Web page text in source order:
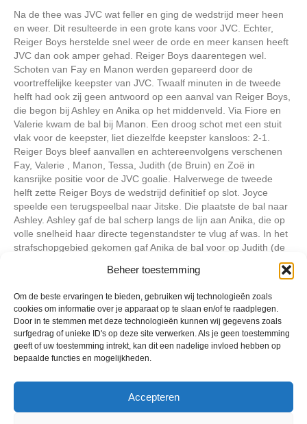
Beheer toestemming
Om de beste ervaringen te bieden, gebruiken wij technologieën zoals
cookies om informatie over je apparaat op te slaan en/of te raadplegen.
Door in te stemmen met deze technologieën kunnen wij gegevens zoals
surfgedrag of unieke ID's op deze site verwerken. Als je geen toestemming
geeft of uw toestemming intrekt, kan dit een nadelige invloed hebben op
bepaalde functies en mogelijkheden.
Accepteren
Na de thee was JVC wat feller en ging de wedstrijd meer heen
en weer. Dit resulteerde in een grote kans voor JVC. Echter,
Reiger Boys herstelde snel weer de orde en meer kansen heeft
JVC dan ook amper gehad. Reiger Boys daarentegen wel.
Schoten van Fay en Manon werden gepareerd door de
voortreffelijke keepster van JVC. Twaalf minuten in de tweede
helft had ook zij geen antwoord op een aanval van Reiger Boys,
die begon bij Ashley en Anika op het middenveld. Via Fiore en
Valerie kwam de bal bij Manon. Een droog schot met een stuit
vlak voor de keepster, liet diezelfde keepster kansloos: 2-1.
Reiger Boys bleef aanvallen en achtereenvolgens verschenen
Fay, Valerie , Manon, Tessa, Judith (de Bruin) en Zoë in
kansrijke positie voor de JVC goalie. Halverwege de tweede
helft zette Reiger Boys de wedstrijd definitief op slot. Joyce
speelde een terugspeelbal naar Jitske. Die plaatste de bal naar
Ashley. Ashley gaf de bal scherp langs de lijn aan Anika, die op
volle snelheid haar directe tegenstandster te vlug af was. In het
strafschopgebied gekomen gaf Anika de bal voor op Judith (de
kaatste de bal echter precies weer voor de voeten van Anika
hoefde in te tikken voor de dik verdiende 3-1 eindstand.
Geplaatst inBerichten seizoen 2015-2016